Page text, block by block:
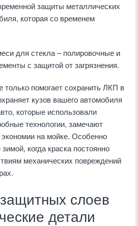
защиты металлических
которая со временем
для стекла – полировочные и
с защитой от загрязнения.
только помогает сохранить ЛКП в
кузов вашего автомобиля
которые использовали
технологии, замечают
на мойке. Особенно
когда краска постоянно
механических повреждений
слоев
детали